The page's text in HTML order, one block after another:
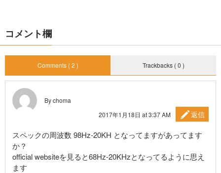
コメント欄
Comments ( 2 ) Trackbacks ( 0 )
By choma
2017年1月18日 at 3:37 AM
返信
スペックの周波数 98Hz-20KH となってますがあってます
か？
official websiteを見ると68Hz-20KHzとなってるように思え
ます